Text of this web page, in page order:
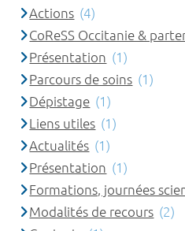
Actions (4)
CoReSS Occitanie &
Présentation (1)
Parcours de soins (1)
Dépistage (1)
Liens utiles (1)
Actualités (1)
Présentation (1)
Formations, journées
Modalités de recours (2)